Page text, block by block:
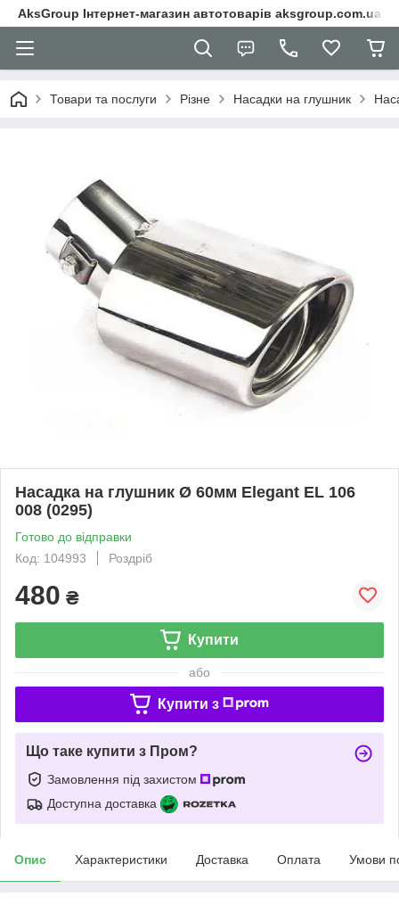
AksGroup Інтернет-магазин автотоварів aksgroup.com.ua
Товари та послуги Різне Насадки на глушник
Насадка на глушник Ø 60мм Elegant EL 106
008 (0295)
Готово до відправки
Код: 104993
Роздріб
480 ₴
Купити
або
Купити з
Що таке купити з Пром?
Замовлення під захистом
Доступна доставка
Опис Характеристики Доставка Оплата Умови